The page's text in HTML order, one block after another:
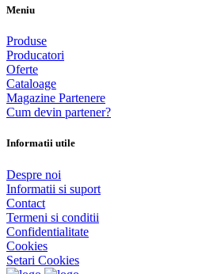
Meniu
Produse
Producatori
Oferte
Cataloage
Magazine Partenere
Cum devin partener?
Informatii utile
Despre noi
Informatii si suport
Contact
Termeni si conditii
Confidentialitate
Cookies
Setari Cookies